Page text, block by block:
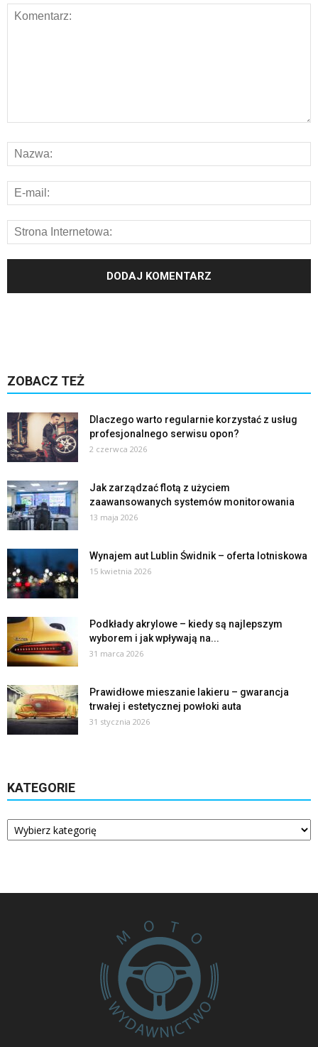
ZOBACZ TEŻ
Dlaczego warto regularnie korzystać z usług
profesjonalnego serwisu opon?
2 czerwca 2026
Jak zarządzać flotą z użyciem
zaawansowanych systemów monitorowania
13 maja 2026
Wynajem aut Lublin Świdnik – oferta lotniskowa
15 kwietnia 2026
Podkłady akrylowe – kiedy są najlepszym
wyborem i jak wpływają na...
31 marca 2026
Prawidłowe mieszanie lakieru – gwarancja
trwałej i estetycznej powłoki auta
31 stycznia 2026
KATEGORIE
Kategorie